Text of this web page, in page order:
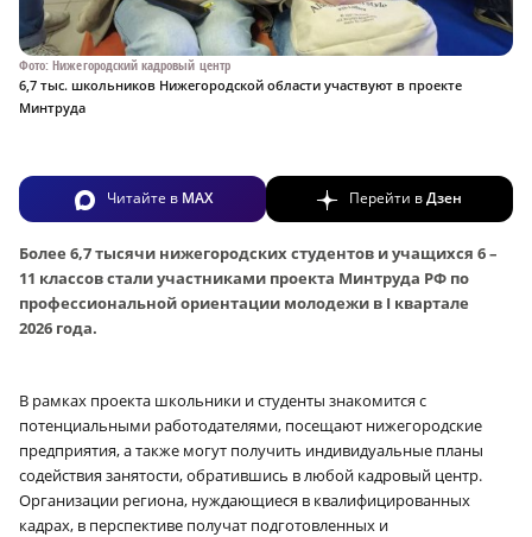
Фото: Нижегородский кадровый центр
6,7 тыс. школьников Нижегородской области участвуют в проекте
Минтруда
Читайте в MAX Перейти вДзен
Более 6,7 тысячи нижегородских студентов и учащихся 6 –
11 классов стали участниками проекта Минтруда РФ по
профессиональной ориентации молодежи в I квартале
2026 года.
В рамках проекта школьники и студенты знакомится с
потенциальными работодателями, посещают нижегородские
предприятия, а также могут получить индивидуальные планы
содействия занятости, обратившись в любой кадровый центр.
Организации региона, нуждающиеся в квалифицированных
кадрах, в перспективе получат подготовленных и